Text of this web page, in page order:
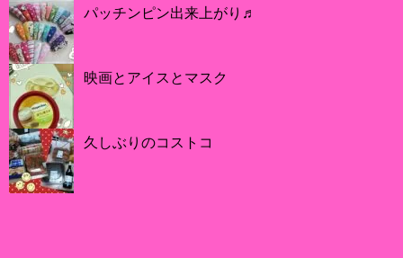
パッチンピン出来上がり♬
映画とアイスとマスク
久しぶりのコストコ